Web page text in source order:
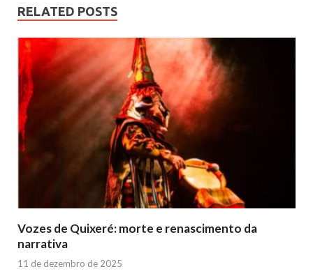
RELATED POSTS
Vozes de Quixeré: morte e renascimento da
narrativa
11 de dezembro de 2025